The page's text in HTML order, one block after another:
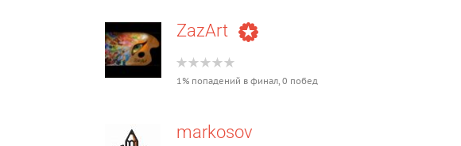
ZazArt
1% попадений в финал, 0 побед
markosov